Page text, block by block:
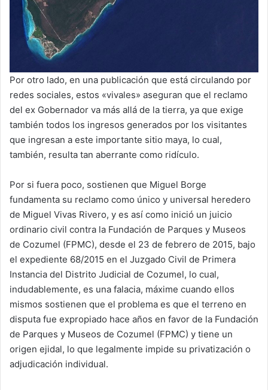
Por otro lado, en una publicación que está circulando por
redes sociales, estos «vivales» aseguran que el reclamo
del ex Gobernador va más allá de la tierra, ya que exige
también todos los ingresos generados por los visitantes
que ingresan a este importante sitio maya, lo cual,
también, resulta tan aberrante como ridículo.
Por si fuera poco, sostienen que Miguel Borge
fundamenta su reclamo como único y universal heredero
de Miguel Vivas Rivero, y es así como inició un juicio
ordinario civil contra la Fundación de Parques y Museos
de Cozumel (FPMC), desde el 23 de febrero de 2015, bajo
el expediente 68/2015 en el Juzgado Civil de Primera
Instancia del Distrito Judicial de Cozumel, lo cual,
indudablemente, es una falacia, máxime cuando ellos
mismos sostienen que el problema es que el terreno en
disputa fue expropiado hace años en favor de la Fundación
de Parques y Museos de Cozumel (FPMC) y tiene un
origen ejidal, lo que legalmente impide su privatización o
adjudicación individual.